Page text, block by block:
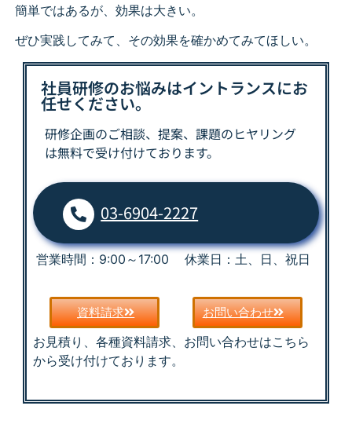
簡単ではあるが、効果は大きい。
ぜひ実践してみて、その効果を確かめてみてほしい。
社員研修のお悩みはイントランスにお
任せください。
研修企画のご相談、提案、課題のヒヤリング
は無料で受け付けております。
03-6904-2227
営業時間：9:00～17:00 休業日：土、日、祝日
資料請求 お問い合わせ
お見積り、各種資料請求、お問い合わせはこちら
から受け付けております。